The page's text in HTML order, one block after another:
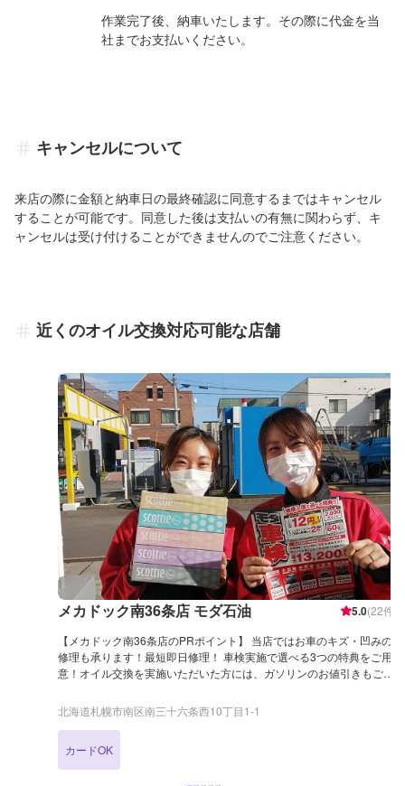
作業完了後、納車いたします。その際に代金を当
社までお支払いください。
キャンセルについて
来店の際に金額と納車日の最終確認に同意するまではキャンセル
することが可能です。同意した後は支払いの有無に関わらず、キ
ャンセルは受け付けることができませんのでご注意ください。
近くのオイル交換対応可能な店舗
メカドック南36条店 モダ石油 5.0(22件)
【メカドック南36条店のPRポイント】 当店ではお車のキズ・凹みの
修理も承ります！最短即日修理！ 車検実施で選べる3つの特典をご用
意！オイル交換を実施いただいた方には、ガソリンのお値引きもござ
にはイベントカレンダーを配信中！ダウンロードをお待ちしておりま
す！ 【営業時間】 整備受付時間：9：00〜18：00 給油営業時間：
名在籍しております。 日常の整備からもしもの時の故障まで、安心し
てお任せください。 【アクセス】 札幌駅方面より国道230号線(石山
北海道札幌市南区南三十六条西10丁目1-1
カードOK